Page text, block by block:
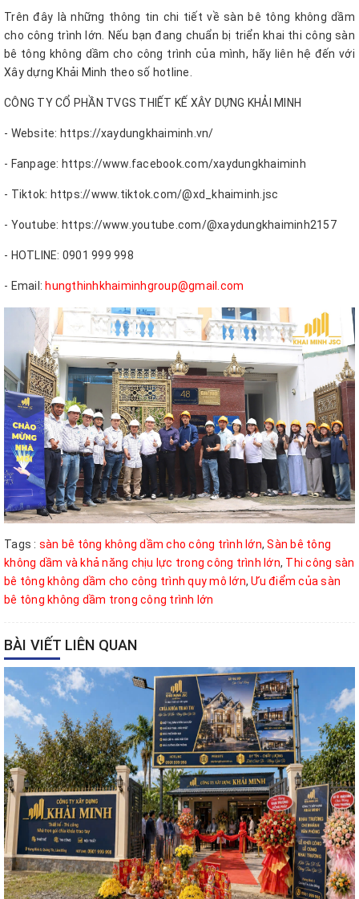
Trên đây là những thông tin chi tiết về sàn bê tông không dầm
cho công trình lớn. Nếu bạn đang chuẩn bị triển khai thi công sàn
bê tông không dầm cho công trình của mình, hãy liên hệ đến với
Xây dựng Khải Minh theo số hotline.
CÔNG TY CỔ PHẦN TVGS THIẾT KẾ XÂY DỰNG KHẢI MINH
- Website: https://xaydungkhaiminh.vn/
- Fanpage: https://www.facebook.com/xaydungkhaiminh
- Tiktok: https://www.tiktok.com/@xd_khaiminh.jsc
- Youtube: https://www.youtube.com/@xaydungkhaiminh2157
- HOTLINE: 0901 999 998
- Email: hungthinhkhaiminhgroup@gmail.com
Tags : sàn bê tông không dầm cho công trình lớn,Sàn bê tông
không dầm và khả năng chịu lực trong công trình lớn, Thi công sàn
bê tông không dầm cho công trình quy mô lớn,Ưu điểm của sàn
bê tông không dầm trong công trình lớn
BÀI VIẾT LIÊN QUAN